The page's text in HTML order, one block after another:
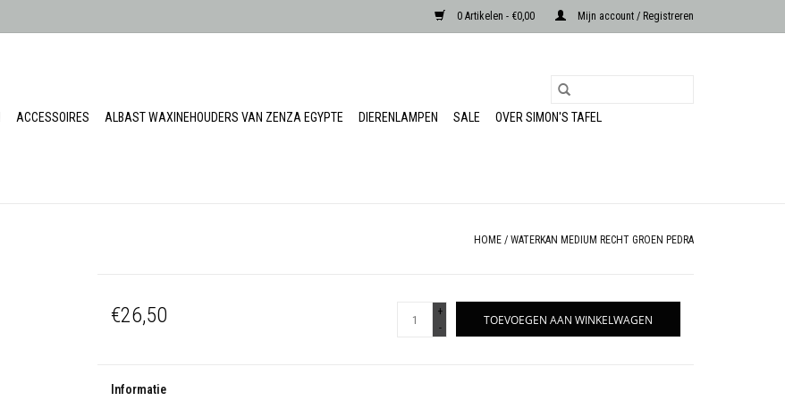
0 Artikelen - €0,00 Mijn account / Registreren
ACCESSOIRES ALBAST WAXINEHOUDERS VAN ZENZA EGYPTE DIERENLAMPEN SALE
OVER SIMON'S TAFEL
HOME / WATERKAN MEDIUM RECHT GROEN PEDRA
€26,50
+
-
TOEVOEGEN AAN WINKELWAGEN
Informatie